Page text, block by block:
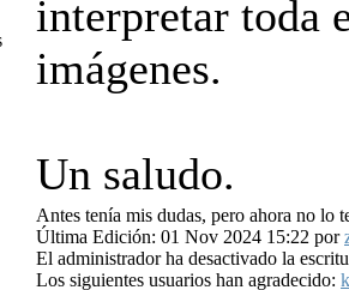
interpretar toda
imágenes.
Un saludo.
Antes tenía mis dudas, pero ahora no lo
Última Edición: 01 Nov 2024 15:22 por
El administrador ha desactivado la
Los siguientes usuarios han agradecido: